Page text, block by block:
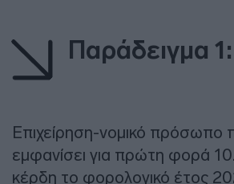
Παράδειγμα 1:
Επιχείρηση-νομικό πρόσωπο
εμφανίσει για πρώτη φορά
κέρδη το φορολογικό έτος